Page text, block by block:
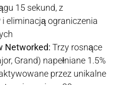
15 sekund, z
eliminacją ograniczenia
Networked: Trzy rosnące
Grand) napełniane 1.5%
przez unikalne